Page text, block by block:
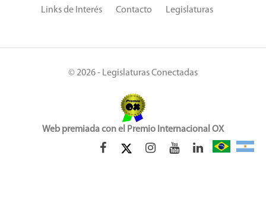
Links de Interés Contacto Legislaturas
© 2026 - Legislaturas Conectadas
Web premiada con el Premio Internacional OX